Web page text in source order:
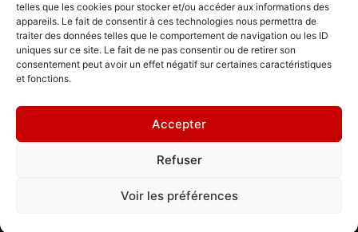
telles que les cookies pour stocker et/ou accéder aux informations des
appareils. Le fait de consentir à ces technologies nous permettra de
traiter des données telles que le comportement de navigation ou les ID
uniques sur ce site. Le fait de ne pas consentir ou de retirer son
consentement peut avoir un effet négatif sur certaines caractéristiques
et fonctions.
Accepter
Refuser
Voir les préférences
Suivez nous !
Nous contacter
grenoble@spacejunk.tv
Tel : +33 (0)9.52.79.30.01